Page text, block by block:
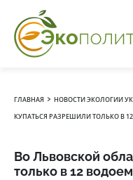
ГЛАВНАЯ › НОВОСТИ ЭКОЛОГИИ
КУПАТЬСЯ РАЗРЕШИЛИ ТОЛЬКО В
Во Львовской
только в 12